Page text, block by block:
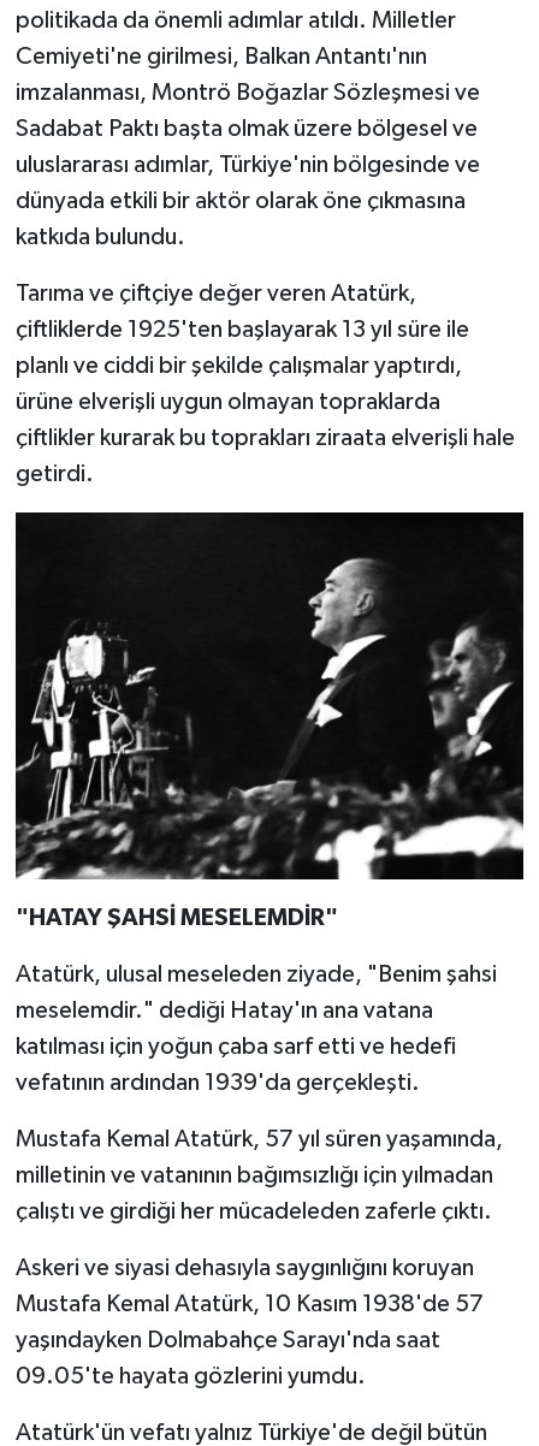
politikada da önemli adımlar atıldı. Milletler
Cemiyeti'ne girilmesi, Balkan Antantı'nın
imzalanması, Montrö Boğazlar Sözleşmesi ve
Sadabat Paktı başta olmak üzere bölgesel ve
uluslararası adımlar, Türkiye'nin bölgesinde ve
dünyada etkili bir aktör olarak öne çıkmasına
katkıda bulundu.
Tarıma ve çiftçiye değer veren Atatürk,
çiftliklerde 1925'ten başlayarak 13 yıl süre ile
planlı ve ciddi bir şekilde çalışmalar yaptırdı,
ürüne elverişli uygun olmayan topraklarda
çiftlikler kurarak bu toprakları ziraata elverişli hale
getirdi.
"HATAY ŞAHSİ MESELEMDİR"
Atatürk, ulusal meseleden ziyade, "Benim şahsi
meselemdir." dediği Hatay'ın ana vatana
katılması için yoğun çaba sarf etti ve hedefi
vefatının ardından 1939'da gerçekleşti.
Mustafa Kemal Atatürk, 57 yıl süren yaşamında,
milletinin ve vatanının bağımsızlığı için yılmadan
çalıştı ve girdiği her mücadeleden zaferle çıktı.
Askeri ve siyasi dehasıyla saygınlığını koruyan
Mustafa Kemal Atatürk, 10 Kasım 1938'de 57
yaşındayken Dolmabahçe Sarayı'nda saat
09.05'te hayata gözlerini yumdu.
Atatürk'ün vefatı yalnız Türkiye'de değil bütün